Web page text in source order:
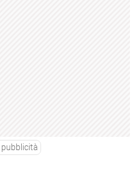
pubblicità